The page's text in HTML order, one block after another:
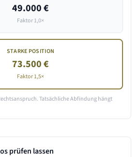
49.000 €
Faktor 1,0×
STARKE POSITION
73.500 €
Faktor 1,5×
Tatsächliche Abfindung hängt
prüfen lassen